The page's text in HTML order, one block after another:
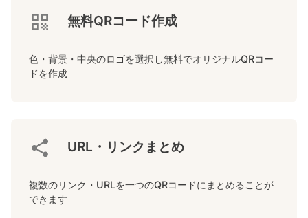
無料QRコード作成
色・背景・中央のロゴを選択し無料でオリジナルQRコー
ドを作成
URL・リンクまとめ
複数のリンク・URLを一つのQRコードにまとめることが
できます